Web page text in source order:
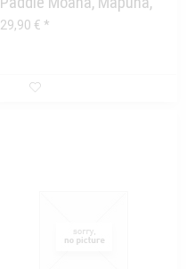
Ariki Tragetasche...
29,90 € *